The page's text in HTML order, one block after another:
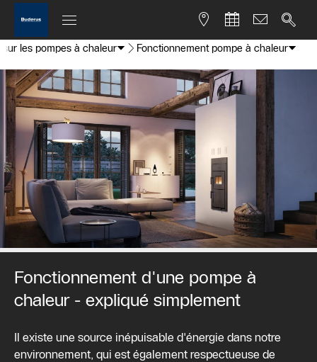
sur les pompes à chaleur Fonctionnement pompe à chaleur
Fonctionnement d'une pompe à
chaleur - expliqué simplement
Il existe une source inépuisable d'énergie dans notre
environnement, qui est également respectueuse de